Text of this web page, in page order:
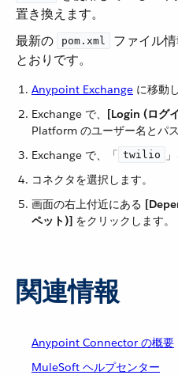
置き換えます。
最新の ​
pom.xml
ファイル
とおりです。
Anypoint Exchange に移動
Exchange で、​ [Login (ログ
Platform のユーザー名とパ
Exchange で、「​ twilio
コネクタを選択します。
画面の右上付近にある ​
ペット)] ​ をクリックします。
関連情報
Anypoint Connector の概要
MuleSoft ヘルプセンター